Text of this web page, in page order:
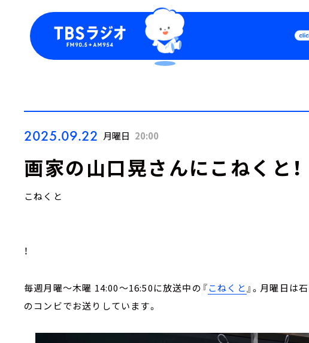
Podcast
2025.09.22 月曜日 20:00
画家の山口晃さんにこねくと！
こねくと
！
毎週月曜～木曜 14:00～16:50に放送中の『こねくと 』。月曜日は
のコンビでお送りしています。